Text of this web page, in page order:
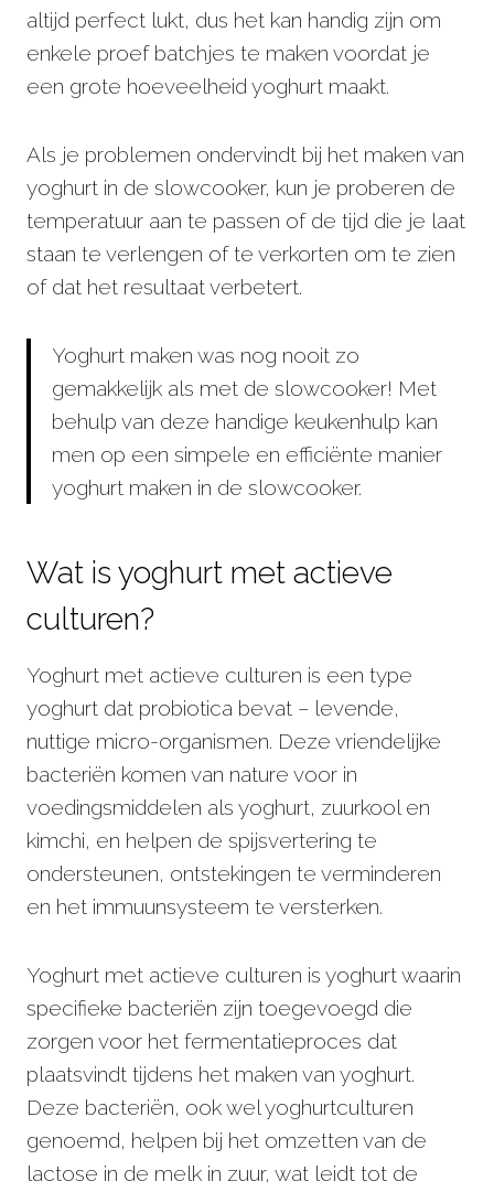
altijd perfect lukt, dus het kan handig zijn om
enkele proef batchjes te maken voordat je
een grote hoeveelheid yoghurt maakt.
Als je problemen ondervindt bij het maken van
yoghurt in de slowcooker, kun je proberen de
temperatuur aan te passen of de tijd die je laat
staan te verlengen of te verkorten om te zien
of dat het resultaat verbetert.
Yoghurt maken was nog nooit zo
gemakkelijk als met de slowcooker! Met
behulp van deze handige keukenhulp kan
men op een simpele en efficiënte manier
yoghurt maken in de slowcooker.
Wat is yoghurt met actieve
culturen?
Yoghurt met actieve culturen is een type
yoghurt dat probiotica bevat – levende,
nuttige micro-organismen. Deze vriendelijke
bacteriën komen van nature voor in
voedingsmiddelen als yoghurt, zuurkool en
kimchi, en helpen de spijsvertering te
ondersteunen, ontstekingen te verminderen
en het immuunsysteem te versterken.
Yoghurt met actieve culturen is yoghurt waarin
specifieke bacteriën zijn toegevoegd die
zorgen voor het fermentatieproces dat
plaatsvindt tijdens het maken van yoghurt.
Deze bacteriën, ook wel yoghurtculturen
genoemd, helpen bij het omzetten van de
lactose in de melk in zuur, wat leidt tot de